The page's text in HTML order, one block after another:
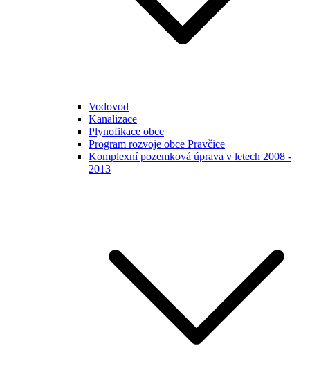
Vodovod
Kanalizace
Plynofikace obce
Program rozvoje obce Pravčice
Komplexní pozemková úprava v letech 2008 -
2013